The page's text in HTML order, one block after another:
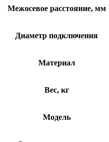
Межосевое расстояние, мм
Диаметр подключения
Материал
Вес, кг
Модель